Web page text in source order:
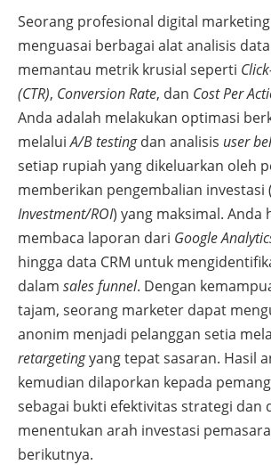
Seorang profesional digital
menguasai berbagai alat analisis
memantau metrik krusial seperti
(CTR), Conversion Rate, dan Cost Per
Anda adalah melakukan optimasi
melaluiA/B testingdan analisis user
setiap rupiah yang dikeluarkan oleh
memberikan pengembalian investasi (
Investment/ROI) yang maksimal. Anda
membaca laporan dari Google
hingga data CRM untuk
dalam sales funnel. Dengan
tajam, seorang marketer dapat
anonim menjadi pelanggan setia
retargetingyang tepat sasaran. Hasil
kemudian dilaporkan kepada
sebagai bukti efektivitas strategi dan
menentukan arah investasi
berikutnya.